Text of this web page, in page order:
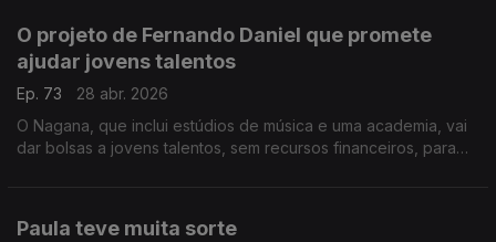
O projeto de Fernando Daniel que promete
ajudar jovens talentos
Ep. 73
28 abr. 2026
O Nagana, que inclui estúdios de música e uma academia, vai
dar bolsas a jovens talentos, sem recursos financeiros, para
Paula teve muita sorte